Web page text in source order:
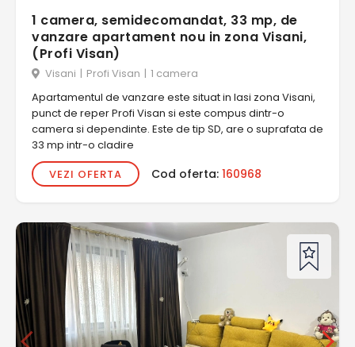
1 camera, semidecomandat, 33 mp, de
vanzare apartament nou in zona Visani,
(Profi Visan)
Visani | Profi Visan | 1 camera
Apartamentul de vanzare este situat in Iasi zona Visani,
punct de reper Profi Visan si este compus dintr-o
camera si dependinte. Este de tip SD, are o suprafata de
33 mp intr-o cladire
VEZI OFERTA
Cod oferta: 160968